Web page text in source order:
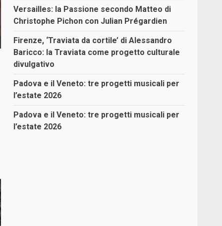
Versailles: la Passione secondo Matteo di
Christophe Pichon con Julian Prégardien
Firenze, ‘Traviata da cortile’ di Alessandro
Baricco: la Traviata come progetto culturale
divulgativo
Padova e il Veneto: tre progetti musicali per
l’estate 2026
Padova e il Veneto: tre progetti musicali per
l’estate 2026